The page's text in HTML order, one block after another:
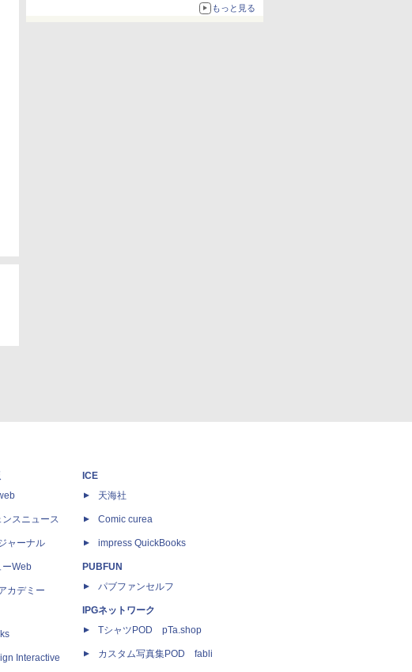
もっと見る
スニュース
ャーナル
ーWeb
カデミー
Interactive
ICE
天海社
Comic curea
impress QuickBooks
PUBFUN
パブファンセルフ
IPGネットワーク
TシャツPOD pTa.shop
カスタム写真集POD fabli